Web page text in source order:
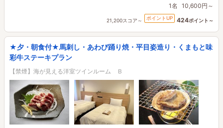
1名 10,600円～
21,200スコア～ ポイントUP 424ポイント～
★夕・朝食付★馬刺し・あわび踊り焼・平目姿造り・くまもと味
彩牛ステーキプラン
【禁煙】海が見える洋室ツインルーム Ｂ